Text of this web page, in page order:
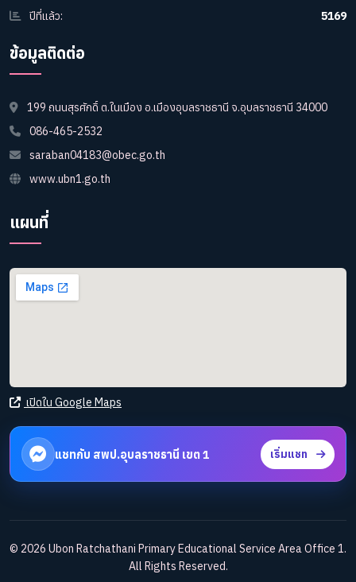
ปีที่แล้ว:
5169
ข้อมูลติดต่อ
199 ถนนสุรศักดิ์ ต.ในเมือง อ.เมืองอุบลราชธานี จ.อุบลราชธานี 34000
086-465-2532
saraban04183@obec.go.th
www.ubn1.go.th
แผนที่
เปิดใน Google Maps
แชทกับ สพป.อุบลราชธานี เขต 1 เริ่มแชท
© 2026 Ubon Ratchathani Primary Educational Service Area Office 1.
All Rights Reserved.